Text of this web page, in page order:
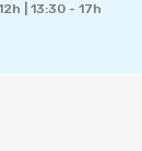
| 13:30 - 17h